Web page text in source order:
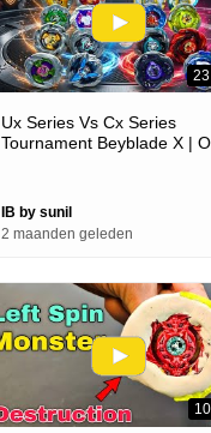
Ux Series Vs Cx Series
Tournament Beyblade X |
IB by sunil
2 maanden geleden